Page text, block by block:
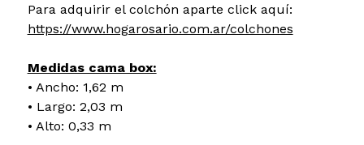
Para adquirir el colchón aparte click aquí:
https://www.hogarosario.com.ar/colchones
Medidas cama box:
• Ancho: 1,62 m
• Largo: 2,03 m
• Alto: 0,33 m